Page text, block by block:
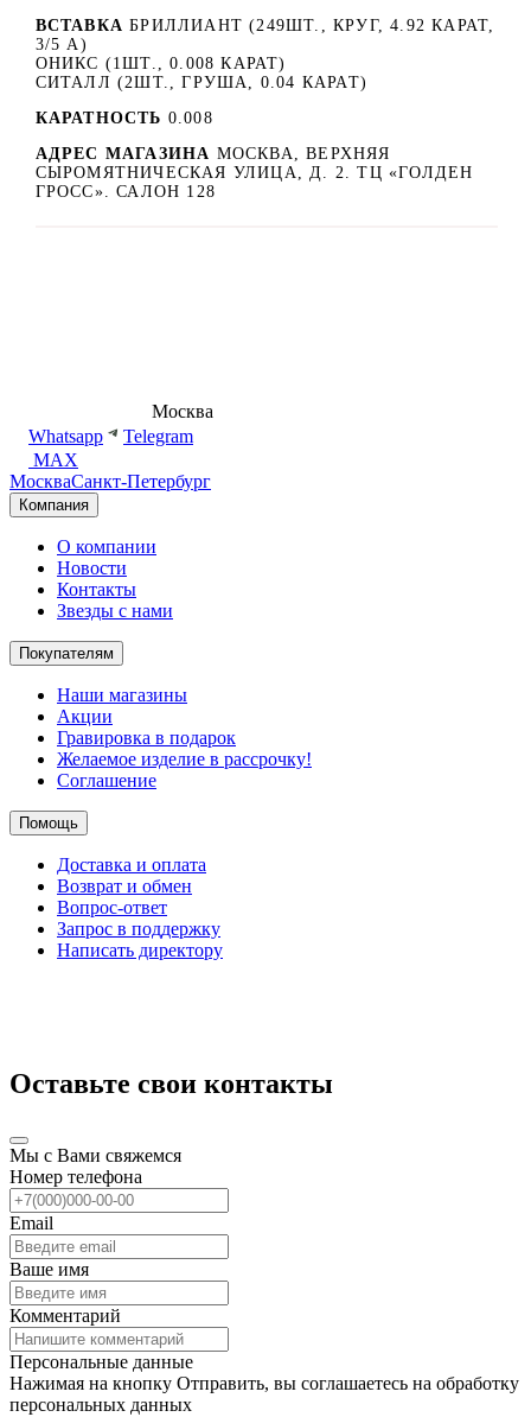
ВСТАВКА БРИЛЛИАНТ (249ШТ., КРУГ, 4.92 КАРАТ,
3/5 А)
ОНИКС (1ШТ., 0.008 КАРАТ)
СИТАЛЛ (2ШТ., ГРУША, 0.04 КАРАТ)
КАРАТНОСТЬ 0.008
АДРЕС МАГАЗИНА МОСКВА, ВЕРХНЯЯ
СЫРОМЯТНИЧЕСКАЯ УЛИЦА, Д. 2. ТЦ «ГОЛДЕН
ГРОСС». САЛОН 128
Москва
Whatsapp
Telegram
MAX
МоскваСанкт-Петербург
Компания
О компании
Новости
Контакты
Звезды с нами
Покупателям
Наши магазины
Акции
Гравировка в подарок
Желаемое изделие в рассрочку!
Соглашение
Помощь
Доставка и оплата
Возврат и обмен
Вопрос-ответ
Запрос в поддержку
Написать директору
Оставьте свои контакты
Мы с Вами свяжемся
Номер телефона
Email
Ваше имя
Комментарий
Персональные данные
Нажимая на кнопку Отправить, вы соглашаетесь на обработку
персональных данных